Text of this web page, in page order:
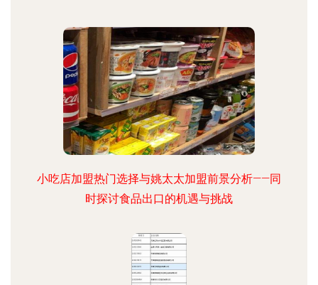
小吃店加盟热门选择与姚太太加盟前景分析——同
时探讨食品出口的机遇与挑战